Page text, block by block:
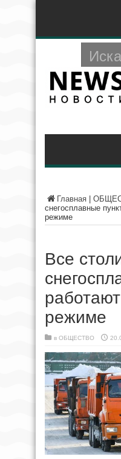
Главная
снегосплавные
режиме
Все
режиме
в ОБЩЕСТВО